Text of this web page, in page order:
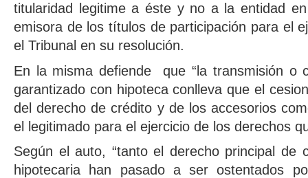
titularidad legitime a éste y no a la entidad
emisora de los títulos de participación para el
el Tribunal en su resolución.
En la misma defiende que “la transmisión o
garantizado con hipoteca conlleva que el
del derecho de crédito y de los accesorios
el legitimado para el ejercicio de los derechos
Según el auto, “tanto el derecho principal de
hipotecaria han pasado a ser ostentados